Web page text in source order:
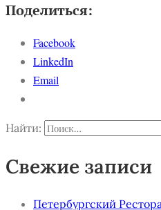
Поделиться:
Facebook
LinkedIn
Email
Найти:
Свежие записи
Петербургский